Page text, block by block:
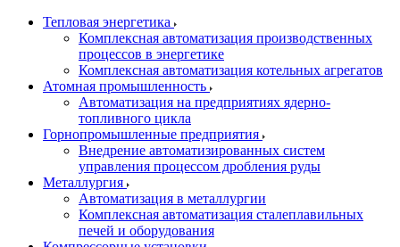
Тепловая энергетика
Комплексная автоматизация производственных
процессов в энергетике
Комплексная автоматизация котельных агрегатов
Атомная промышленность
Автоматизация на предприятиях ядерно-
топливного цикла
Горнопромышленные предприятия
Внедрение автоматизированных систем
управления процессом дробления руды
Металлургия
Автоматизация в металлургии
Комплексная автоматизация сталеплавильных
печей и оборудования